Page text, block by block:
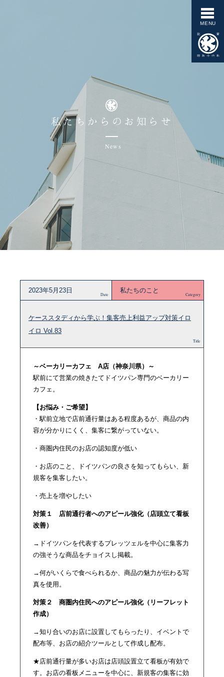
私たちからのお知らせ
News
2023年5月23日
Date
私たちのこと
Category
ケーススタディから学ぶ！集客売上利益アップ対策イロ
イロ Vol.83
Title
～ベーカリーカフェ A店（神奈川県）～
駅前にて営業の焼きたてドイツパン専門のベーカリー
カフェ。
【お悩み・ご希望】
・駅前立地で店前通行量はある程度あるが、商品の内
容が分かりにくく、集客に繋がっていない。
・商圏内住民のお店の認知度が低い
・お店のこと、ドイツパンの良さを知ってもらい、新
規客を集客したい。
・売上を増やしたい
対策１ 店前通行者へのアピール強化（店頭立て看板
改善）
→ドイツパンを代表するプレッツェルを中心に集客力
の強そうな商品をチョイスし掲載。
→何がいくらで食べられるか、商品の魅力が伝わる写
真を使用。
対策２ 商圏内住民へのアピール強化（リーフレット
作成）
→知り合いのお店に設置してもらったり、イベントで
配布等、お店の紹介ツールとして作成し配布。
★店前通行量が多いお店は店頭設置立て看板が有効で
す。お店の看板メニューを中心に、新規客の集客に効